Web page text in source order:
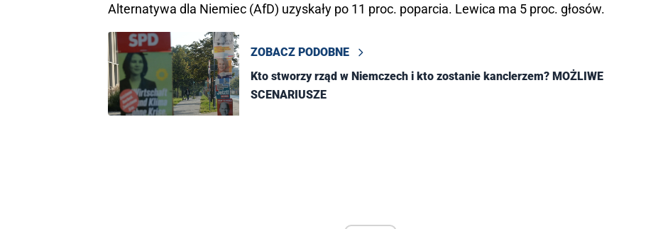
Alternatywa dla Niemiec (AfD) uzyskały po 11 proc. poparcia. Lewica ma 5 proc. głosów.
ZOBACZ PODOBNE
Kto stworzy rząd w Niemczech i kto zostanie kanclerzem? MOŻLIWE
SCENARIUSZE